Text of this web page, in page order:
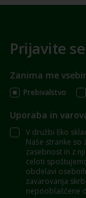
Prijavite
Zanima me
Prebivalstvo
Uporaba in
V družbi Eko
Naše stranke so
zasebnost in z
celoti
obdelavi
zavarovanja
nepooblaščene